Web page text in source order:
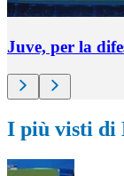
Juve, per la
I più visti di